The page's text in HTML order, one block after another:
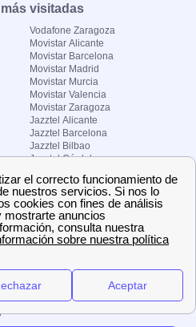
visitadas
Vodafone Zaragoza
Movistar Alicante
Movistar Barcelona
Movistar Madrid
Movistar Murcia
Movistar Valencia
Movistar Zaragoza
Jazztel Alicante
Jazztel Barcelona
Jazztel Bilbao
Jazztel Córdoba
Jazztel Málaga
Jazztel Valencia
Jazztel Zaragoza
Nuestras ofertas de trabajo